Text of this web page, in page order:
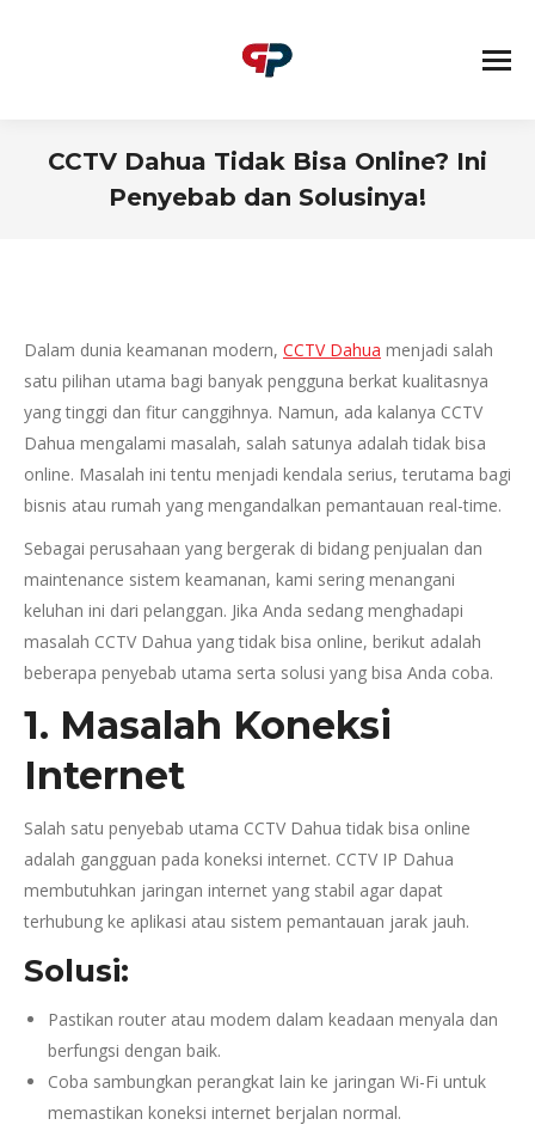
CCTV Dahua Tidak Bisa Online? Ini
Penyebab dan Solusinya!
Dalam dunia keamanan modern, CCTV Dahua menjadi salah
satu pilihan utama bagi banyak pengguna berkat kualitasnya
yang tinggi dan fitur canggihnya. Namun, ada kalanya CCTV
Dahua mengalami masalah, salah satunya adalah tidak bisa
online. Masalah ini tentu menjadi kendala serius, terutama bagi
bisnis atau rumah yang mengandalkan pemantauan real-time.
Sebagai perusahaan yang bergerak di bidang penjualan dan
maintenance sistem keamanan, kami sering menangani
keluhan ini dari pelanggan. Jika Anda sedang menghadapi
masalah CCTV Dahua yang tidak bisa online, berikut adalah
beberapa penyebab utama serta solusi yang bisa Anda coba.
1. Masalah Koneksi
Internet
Salah satu penyebab utama CCTV Dahua tidak bisa online
adalah gangguan pada koneksi internet. CCTV IP Dahua
membutuhkan jaringan internet yang stabil agar dapat
terhubung ke aplikasi atau sistem pemantauan jarak jauh.
Solusi:
Pastikan router atau modem dalam keadaan menyala dan
berfungsi dengan baik.
Coba sambungkan perangkat lain ke jaringan Wi-Fi untuk
memastikan koneksi internet berjalan normal.